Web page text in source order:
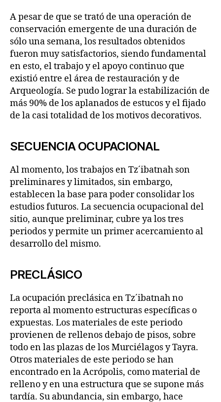
A pesar de que se trató de una operación de
conservación emergente de una duración de
sólo una semana, los resultados obtenidos
fueron muy satisfactorios, siendo fundamental
en esto, el trabajo y el apoyo continuo que
existió entre el área de restauración y de
Arqueología. Se pudo lograr la estabilización de
más 90% de los aplanados de estucos y el fijado
de la casi totalidad de los motivos decorativos.
SECUENCIA OCUPACIONAL
Al momento, los trabajos en Tz´ibatnah son
preliminares y limitados, sin embargo,
establecen la base para poder consolidar los
estudios futuros. La secuencia ocupacional del
sitio, aunque preliminar, cubre ya los tres
periodos y permite un primer acercamiento al
desarrollo del mismo.
PRECLÁSICO
La ocupación preclásica en Tz´ibatnah no
reporta al momento estructuras específicas o
expuestas. Los materiales de este periodo
provienen de rellenos debajo de pisos, sobre
todo en las plazas de los Murciélagos y Tayra.
Otros materiales de este periodo se han
encontrado en la Acrópolis, como material de
relleno y en una estructura que se supone más
tardía. Su abundancia, sin embargo, hace